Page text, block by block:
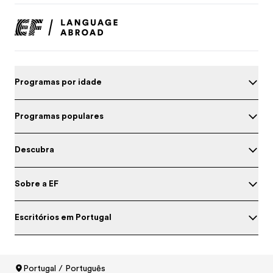
Programas por idade
Programas populares
Descubra
Sobre a EF
Escritórios em Portugal
Portugal / Português